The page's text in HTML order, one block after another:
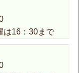
は16：30まで